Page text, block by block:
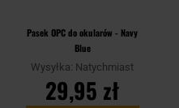
Pasek OPC do okularów - Navy
Blue
Wysyłka: Natychmiast
29,95 zł